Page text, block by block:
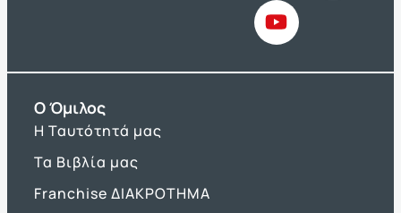
O Όμιλος
Η Ταυτότητά μας
Τα Βιβλία μας
Franchise ΔΙΑΚΡΟΤΗΜΑ